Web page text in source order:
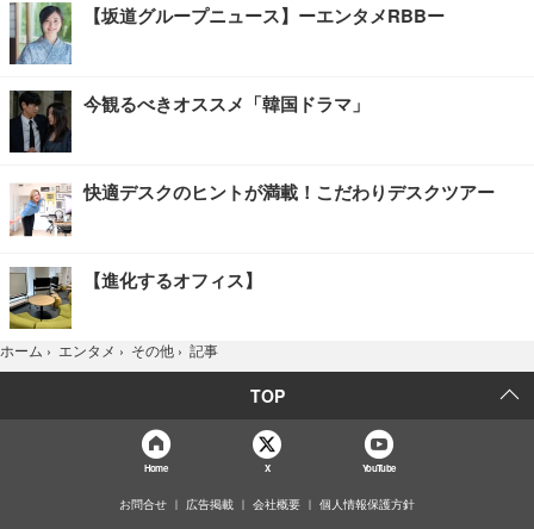
【坂道グループニュース】ーエンタメRBBー
今観るべきオススメ「韓国ドラマ」
快適デスクのヒントが満載！こだわりデスクツアー
【進化するオフィス】
ホーム › エンタメ › その他 › 記事
TOP
Home X YouTube
お問合せ 広告掲載 会社概要 個人情報保護方針